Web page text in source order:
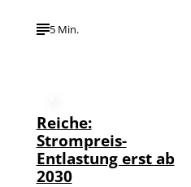
5 Min.
Reiche:
Strompreis-
Entlastung erst ab
2030